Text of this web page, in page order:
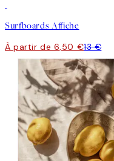
Surfboards Affiche
À partir de 6,50 €13 €